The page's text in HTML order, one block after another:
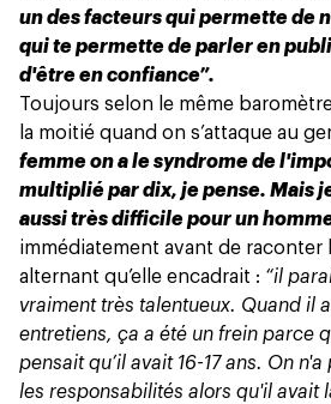
un des facteurs qui permette de
qui te permette de parler en
d'être en confiance”.
Toujours selon le même
la moitié quand on s’attaque au
femme on a le syndrome de
multiplié par dix, je pense. Mais
aussi très difficile pour un
immédiatement avant de raconter
alternant qu’elle encadrait : “il
vraiment très talentueux. Quand il
entretiens, ça a été un frein parce
pensait qu’il avait 16-17 ans. On
les responsabilités alors qu'il avait